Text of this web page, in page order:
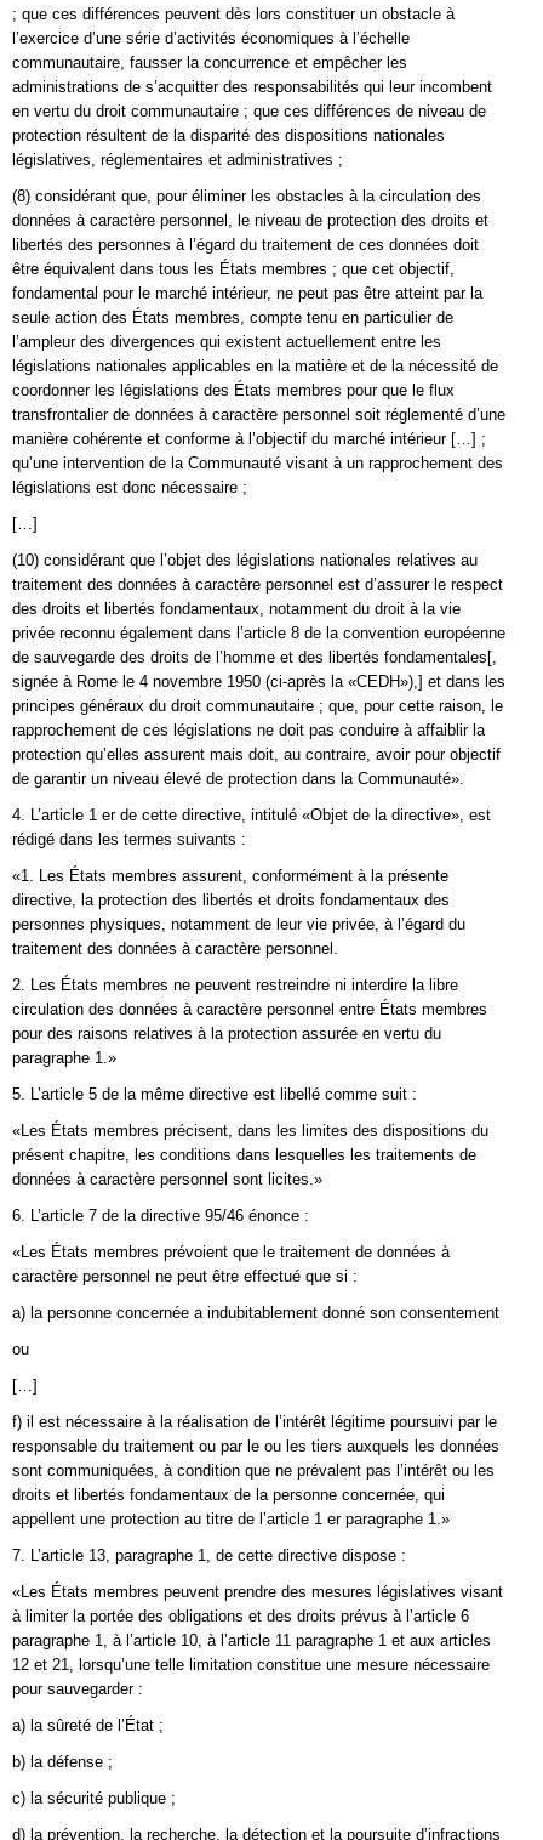
; que ces différences peuvent dès lors constituer un obstacle à
l’exercice d’une série d’activités économiques à l’échelle
communautaire, fausser la concurrence et empêcher les
administrations de s’acquitter des responsabilités qui leur incombent
en vertu du droit communautaire ; que ces différences de niveau de
protection résultent de la disparité des dispositions nationales
législatives, réglementaires et administratives ;
(8) considérant que, pour éliminer les obstacles à la circulation des
données à caractère personnel, le niveau de protection des droits et
libertés des personnes à l’égard du traitement de ces données doit
être équivalent dans tous les États membres ; que cet objectif,
fondamental pour le marché intérieur, ne peut pas être atteint par la
seule action des États membres, compte tenu en particulier de
l’ampleur des divergences qui existent actuellement entre les
législations nationales applicables en la matière et de la nécessité de
coordonner les législations des États membres pour que le flux
transfrontalier de données à caractère personnel soit réglementé d’une
manière cohérente et conforme à l’objectif du marché intérieur […] ;
qu’une intervention de la Communauté visant à un rapprochement des
législations est donc nécessaire ;
[…]
(10) considérant que l’objet des législations nationales relatives au
traitement des données à caractère personnel est d’assurer le respect
des droits et libertés fondamentaux, notamment du droit à la vie
privée reconnu également dans l’article 8 de la convention européenne
de sauvegarde des droits de l’homme et des libertés fondamentales[,
signée à Rome le 4 novembre 1950 (ci-après la «CEDH»),] et dans les
principes généraux du droit communautaire ; que, pour cette raison, le
rapprochement de ces législations ne doit pas conduire à affaiblir la
protection qu’elles assurent mais doit, au contraire, avoir pour objectif
de garantir un niveau élevé de protection dans la Communauté».
4. L’article 1 er de cette directive, intitulé «Objet de la directive», est
rédigé dans les termes suivants :
«1. Les États membres assurent, conformément à la présente
directive, la protection des libertés et droits fondamentaux des
personnes physiques, notamment de leur vie privée, à l’égard du
traitement des données à caractère personnel.
2. Les États membres ne peuvent restreindre ni interdire la libre
circulation des données à caractère personnel entre États membres
pour des raisons relatives à la protection assurée en vertu du
paragraphe 1.»
5. L’article 5 de la même directive est libellé comme suit :
«Les États membres précisent, dans les limites des dispositions du
présent chapitre, les conditions dans lesquelles les traitements de
données à caractère personnel sont licites.»
6. L’article 7 de la directive 95/46 énonce :
«Les États membres prévoient que le traitement de données à
caractère personnel ne peut être effectué que si :
a) la personne concernée a indubitablement donné son consentement
ou
[…]
f) il est nécessaire à la réalisation de l’intérêt légitime poursuivi par le
responsable du traitement ou par le ou les tiers auxquels les données
sont communiquées, à condition que ne prévalent pas l’intérêt ou les
droits et libertés fondamentaux de la personne concernée, qui
appellent une protection au titre de l’article 1 er paragraphe 1.»
7. L’article 13, paragraphe 1, de cette directive dispose :
«Les États membres peuvent prendre des mesures législatives visant
à limiter la portée des obligations et des droits prévus à l’article 6
paragraphe 1, à l’article 10, à l’article 11 paragraphe 1 et aux articles
12 et 21, lorsqu’une telle limitation constitue une mesure nécessaire
pour sauvegarder :
a) la sûreté de l’État ;
b) la défense ;
c) la sécurité publique ;
d) la prévention, la recherche, la détection et la poursuite d’infractions